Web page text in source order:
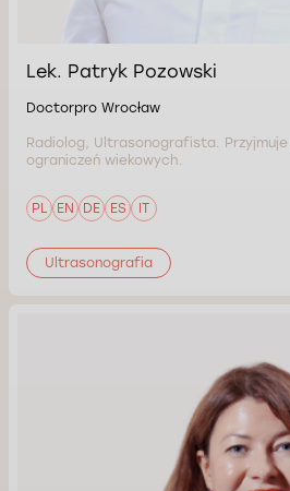
Lek. Patryk Pozowski
Doctorpro Wrocław
Radiolog, Ultrasonografista.
ograniczeń wiekowych.
PL EN DE ES IT
Ultrasonografia